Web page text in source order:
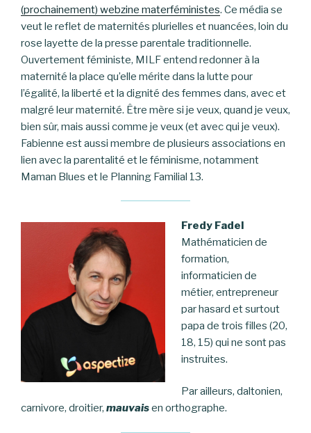
(prochainement) webzine materféministes. Ce média se
veut le reflet de maternités plurielles et nuancées, loin du
rose layette de la presse parentale traditionnelle.
Ouvertement féministe, MILF entend redonner à la
maternité la place qu’elle mérite dans la lutte pour
l’égalité, la liberté et la dignité des femmes dans, avec et
malgré leur maternité. Être mère si je veux, quand je veux,
bien sûr, mais aussi comme je veux (et avec qui je veux).
Fabienne est aussi membre de plusieurs associations en
lien avec la parentalité et le féminisme, notamment
Maman Blues et le Planning Familial 13.
Fredy Fadel
Mathématicien de
formation,
informaticien de
métier, entrepreneur
par hasard et surtout
papa de trois filles (20,
18, 15) qui ne sont pas
instruites.
Par ailleurs, daltonien,
carnivore, droitier, mauvaisen orthographe.